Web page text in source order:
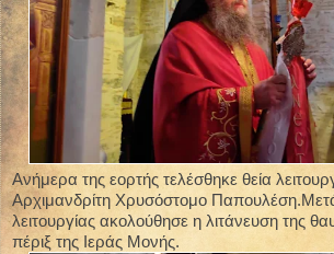
Ανήμερα της εορτής τελέσθηκε θεία
Αρχιμανδρίτη Χρυσόστομο
λειτουργίας ακολούθησε η λιτάνευση της
πέριξ της Ιεράς Μονής.